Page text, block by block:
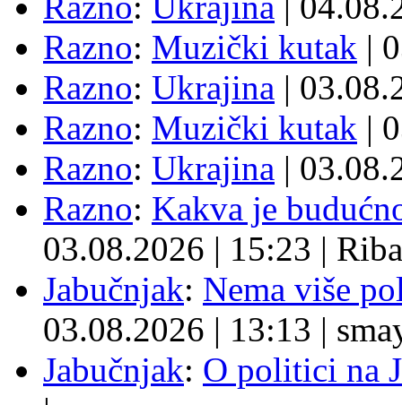
Razno: Muzički kutak |
Razno: Ukrajina |
Razno: Muzički kutak |
Razno: Ukrajina |
Razno: Kakva je
03.08.2026 | 15:23 | Riba
Jabučnjak: Nema više
03.08.2026 | 13:13 |
Jabučnjak: O politici na